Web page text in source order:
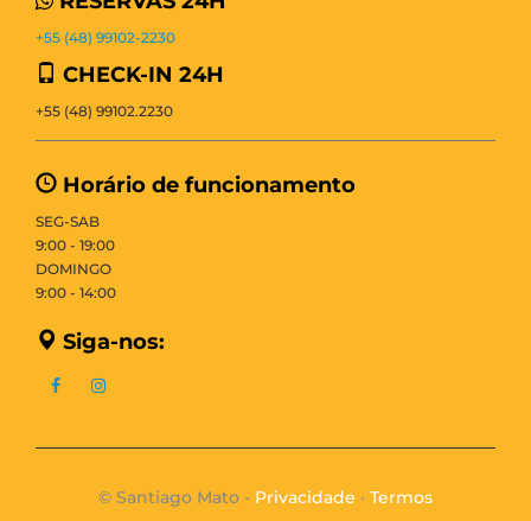
+55 (48) 99102-2230
CHECK-IN 24H
+55 (48) 99102.2230
Horário de funcionamento
SEG-SAB
9:00 - 19:00
DOMINGO
9:00 - 14:00
Siga-nos:
© Santiago Mato - Privacidade · Termos